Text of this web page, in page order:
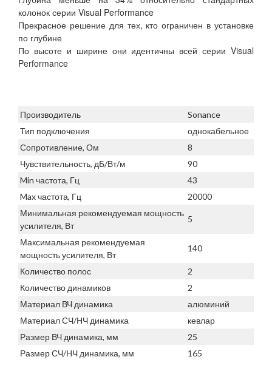
колонок серии Visual Performance
Прекрасное решение для тех, кто ограничен в установке
по глубине
По высоте и ширине они идентичны всей серии Visual
Performance
Производитель
Sonance
Тип подключения
однокабельное
Сопротивление, Ом
8
Чувствительность, дБ/Вт/м
90
Min частота, Гц
43
Max частота, Гц
20000
Минимальная рекомендуемая мощность
усилителя, Вт
5
Максимальная рекомендуемая
мощность усилителя, Вт
140
Количество полос
2
Количество динамиков
2
Материал ВЧ динамика
алюминий
Материал СЧ/НЧ динамика
кевлар
Размер ВЧ динамика, мм
25
Размер СЧ/НЧ динамика, мм
165